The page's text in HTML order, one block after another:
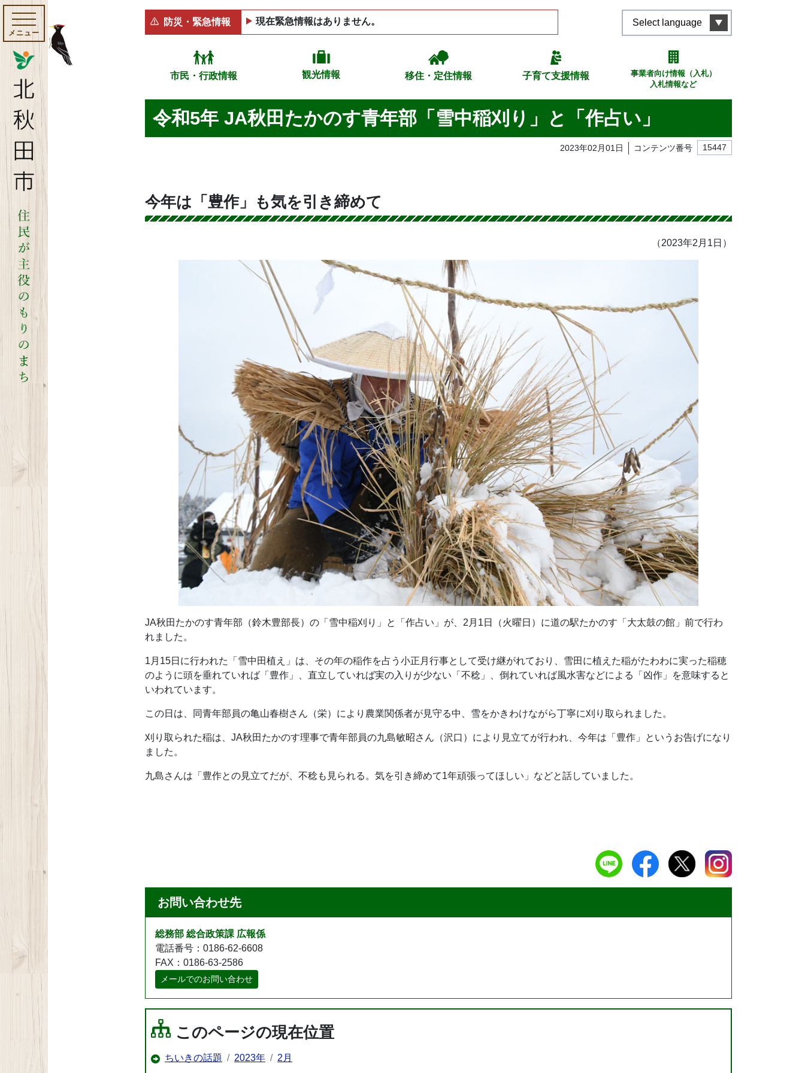
メニュー
防災・緊急情報 現在緊急情報はありません。 Select language
市民・行政情報 観光情報 移住・定住情報 子育て支援情報
事業者向け情報（入札）
入札情報など
令和5年 JA秋田たかのす青年部「雪中稲刈り」と「作占い」
2023年02月01日 コンテンツ番号 15447
今年は「豊作」も気を引き締めて
（2023年2月1日）
JA秋田たかのす青年部（鈴木豊部長）の「雪中稲刈り」と「作占い」が、2月1日（火曜日）に道の駅たかのす「大太鼓の館」前で行わ
れました。
1月15日に行われた「雪中田植え」は、その年の稲作を占う小正月行事として受け継がれており、雪田に植えた稲がたわわに実った稲穂
のように頭を垂れていれば「豊作」、直立していれば実の入りが少ない「不稔」、倒れていれば風水害などによる「凶作」を意味すると
いわれています。
この日は、同青年部員の亀山春樹さん（栄）により農業関係者が見守る中、雪をかきわけながら丁寧に刈り取られました。
刈り取られた稲は、JA秋田たかのす理事で青年部員の九島敏昭さん（沢口）により見立てが行われ、今年は「豊作」というお告げになり
ました。
九島さんは「豊作との見立てだが、不稔も見られる。気を引き締めて1年頑張ってほしい」などと話していました。
お問い合わせ先
総務部 総合政策課 広報係
電話番号：0186-62-6608
FAX：0186-63-2586
メールでのお問い合わせ
このページの現在位置
ちいきの話題 2023年 2月